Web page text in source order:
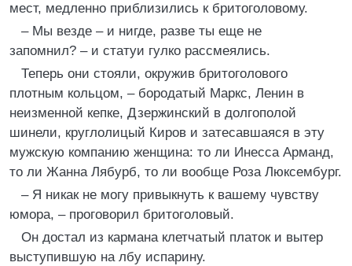
мест, медленно приблизились к бритоголовому.
– Мы везде – и нигде, разве ты еще не
запомнил? – и статуи гулко рассмеялись.
Теперь они стояли, окружив бритоголового
плотным кольцом, – бородатый Маркс, Ленин в
неизменной кепке, Дзержинский в долгополой
шинели, круглолицый Киров и затесавшаяся в эту
мужскую компанию женщина: то ли Инесса Арманд,
то ли Жанна Лябурб, то ли вообще Роза Люксембург.
– Я никак не могу привыкнуть к вашему чувству
юмора, – проговорил бритоголовый.
Он достал из кармана клетчатый платок и вытер
выступившую на лбу испарину.